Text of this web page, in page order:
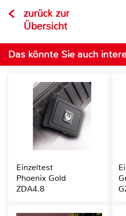
zurück zur
Übersicht
Das könnte Sie auch
Einzeltest
Phoenix Gold
ZDA4.8